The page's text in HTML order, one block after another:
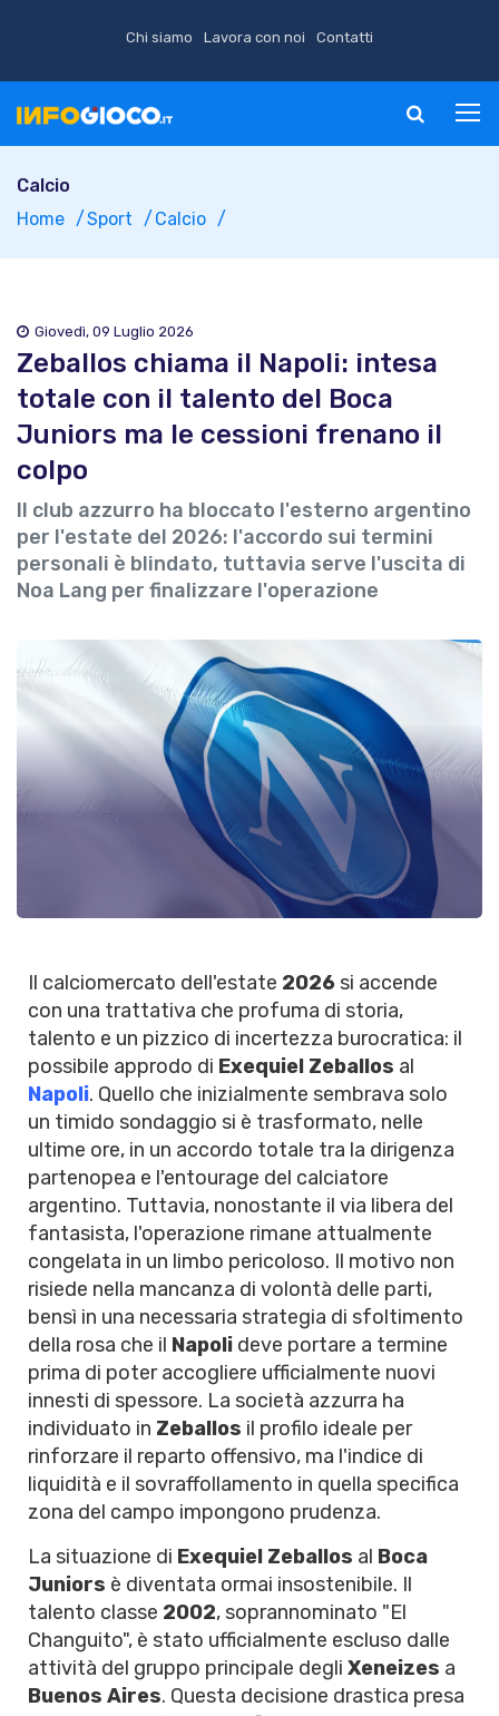
Chi siamo Lavora con noi Contatti
Calcio
Home
Sport Calcio
Giovedì, 09 Luglio 2026
Zeballos chiama il Napoli: intesa
totale con il talento del Boca
Juniors ma le cessioni frenano il
colpo
Il club azzurro ha bloccato l'esterno argentino
per l'estate del 2026: l'accordo sui termini
personali è blindato, tuttavia serve l'uscita di
Noa Lang per finalizzare l'operazione
Il calciomercato dell'estate 2026 si accende
con una trattativa che profuma di storia,
talento e un pizzico di incertezza burocratica: il
possibile approdo di Exequiel Zeballos al
Napoli. Quello che inizialmente sembrava solo
un timido sondaggio si è trasformato, nelle
ultime ore, in un accordo totale tra la dirigenza
partenopea e l'entourage del calciatore
argentino. Tuttavia, nonostante il via libera del
fantasista, l'operazione rimane attualmente
congelata in un limbo pericoloso. Il motivo non
risiede nella mancanza di volontà delle parti,
bensì in una necessaria strategia di sfoltimento
della rosa che il Napoli deve portare a termine
prima di poter accogliere ufficialmente nuovi
innesti di spessore. La società azzurra ha
individuato in Zeballos il profilo ideale per
rinforzare il reparto offensivo, ma l'indice di
liquidità e il sovraffollamento in quella specifica
zona del campo impongono prudenza.
La situazione di Exequiel Zeballos al Boca
Juniors è diventata ormai insostenibile. Il
talento classe 2002, soprannominato "El
Changuito", è stato ufficialmente escluso dalle
attività del gruppo principale degli Xeneizes a
Buenos Aires. Questa decisione drastica presa